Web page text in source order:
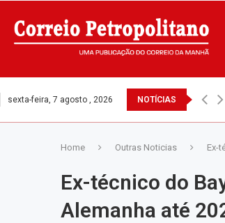
sexta-feira, 7 agosto , 2026 NOTÍCIAS
Home Outras Noticias Ex-
Ex-técnico do
Alemanha até